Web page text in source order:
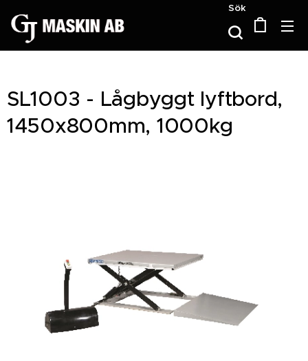
Sök
SL1003 - Lågbyggt lyftbord,
1450x800mm, 1000kg